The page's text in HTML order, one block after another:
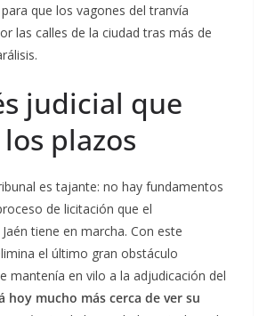
que los vagones del tranvía
las calles de la ciudad tras más de
judicial que
plazos
es tajante: no hay fundamentos
de licitación que el
tiene en marcha. Con este
el último gran obstáculo
mantenía en vilo a la adjudicación del
hoy mucho más cerca de ver su